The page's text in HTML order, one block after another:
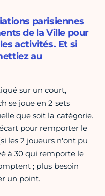
parisiennes
de la Ville pour
activités. Et si
au
sur un court,
se joue en 2 sets
que soit la catégorie.
pour remporter le
les 2 joueurs n'ont pu
à 30 qui remporte le
; plus besoin
un point.